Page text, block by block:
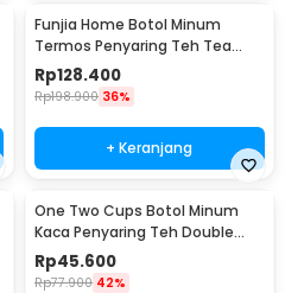
Funjia Home Botol Minum
Termos Penyaring Teh Tea
Infuser 520ml
Rp128.400
Rp198.900 36%
+ Keranjang
One Two Cups Botol Minum
Kaca Penyaring Teh Double
Wall 230ml - X9001
Rp45.600
Rp77.900 42%